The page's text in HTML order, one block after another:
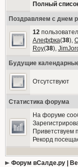
Полный
Поздравляем с днем
12
Алеффка(38),
Roy(38),
Будущие
Отсутствуют
Статистика форума
На форуме
Приветствуем
Рекорд
Форум вСалде.ру |